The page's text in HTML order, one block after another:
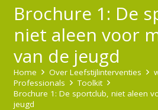
Brochure 1: De
niet aleen voor
van de jeugd
Home Over Leefstijlinterventies
Professionals
Toolkit
Brochure 1: De sportclub, niet aleen
jeugd